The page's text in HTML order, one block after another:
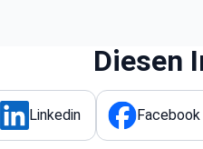
Diesen
Linkedin Facebook